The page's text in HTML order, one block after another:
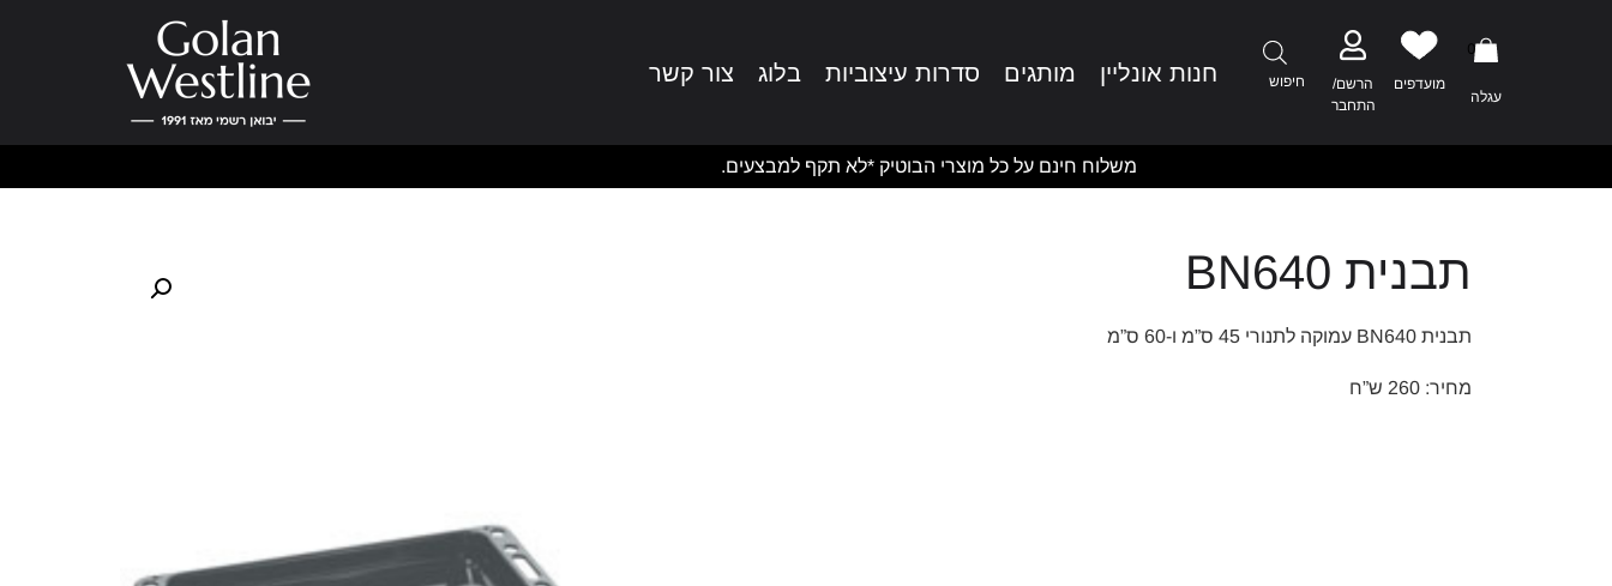
0
עגלה
מועדפים
הרשם/
התחבר
חיפוש חנות אונליין מותגים סדרות עיצוביות בלוג צור קשר
משלוח חינם על כל מוצרי הבוטיק *לא תקף למבצעים.
תבנית BN640
תבנית BN640 עמוקה לתנורי 45 ס”מ ו-60 ס”מ
מחיר: 260 ש”ח